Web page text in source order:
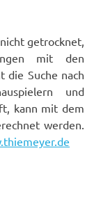
getrocknet,
mit den
die Suche nach
und
kann mit dem
werden.